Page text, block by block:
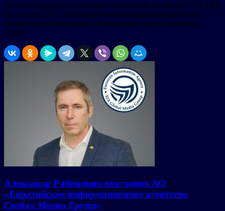
(Этот материал распространен компанией MediaLinks TV, LLC
от имени CCTV. Дополнительная информация доступна в
Министерстве юстиции, г. Вашингтон, округ Колумбия,
США.)
Александр Рабинович возглавил АО
«Евразийское информационное агентство
Глобал Медиа Групп»